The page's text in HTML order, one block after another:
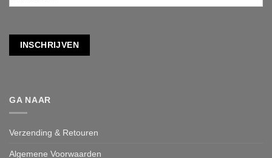
INSCHRIJVEN
GA NAAR
Verzending & Retouren
Algemene Voorwaarden